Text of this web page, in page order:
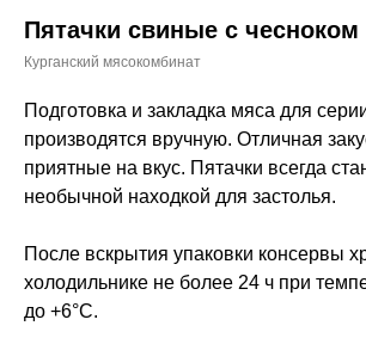
Пятачки свиные с
Курганский мясокомбинат
Подготовка и закладка мяса для
производятся вручную. Отличная
приятные на вкус. Пятачки всегда
необычной находкой для застолья.
После вскрытия упаковки консервы
холодильнике не более 24 ч при
до +6°С.